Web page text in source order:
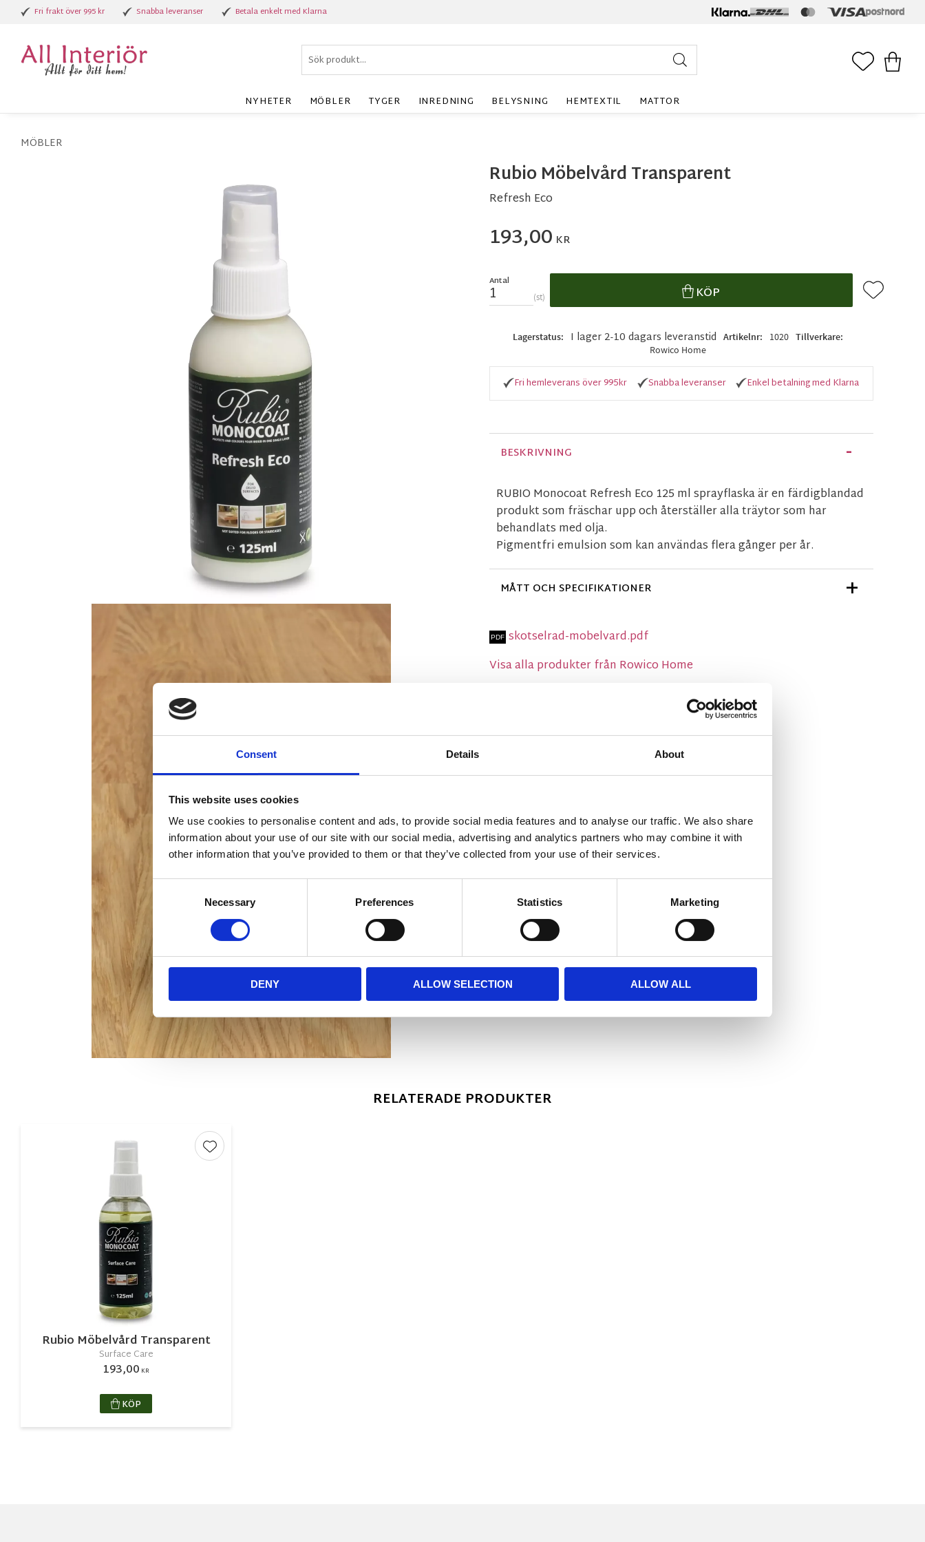
Consent Details About
This website uses cookies
We use cookies to personalise content and ads, to provide social media features and to analyse our traffic. We also share
information about your use of our site with our social media, advertising and analytics partners who may combine it with
other information that you’ve provided to them or that they’ve collected from your use of their services.
Necessary Preferences Statistics Marketing
DENY ALLOW SELECTION ALLOW ALL
Fri frakt över 995 kr Snabba leveranser Betala enkelt med Klarna
NYHETER MÖBLER TYGER INREDNING BELYSNING HEMTEXTIL MATTOR
MÖBLER
Rubio Möbelvård Transparent
Refresh Eco
193,00 KR
Antal
st KÖP Lägg till i
Lagerstatus I lager 2-10 dagars leveranstid Artikelnr 1020 Tillverkare
Rowico Home
Fri hemleverans över 995kr Snabba leveranser Enkel betalning med Klarna
BESKRIVNING
RUBIO Monocoat Refresh Eco 125 ml sprayflaska är en färdigblandad
produkt som fräschar upp och återställer alla träytor som har
behandlats med olja.
Pigmentfri emulsion som kan användas flera gånger per år.
MÅTT OCH SPECIFIKATIONER
skotselrad-mobelvard.pdf
Visa alla produkter från Rowico Home
RELATERADE PRODUKTER
Rubio Möbelvård Transparent
Surface Care
193,00 KR
Lägg till i favoriter
KÖP